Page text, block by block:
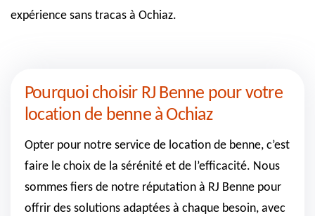
expérience sans tracas à Ochiaz.
Pourquoi choisir RJ Benne pour votre
location de benne à Ochiaz
Opter pour notre service de location de benne, c’est
faire le choix de la sérénité et de l’efficacité. Nous
sommes fiers de notre réputation à RJ Benne pour
offrir des solutions adaptées à chaque besoin, avec